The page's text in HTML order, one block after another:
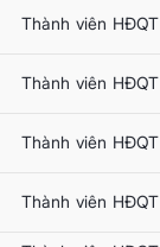
Thành viên HĐQT
Thành viên HĐQT
Thành viên HĐQT
Thành viên HĐQT